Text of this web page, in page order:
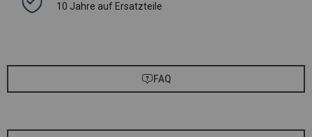
10 Jahre auf Ersatzteile
FAQ